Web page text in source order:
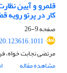
قلمرو و آیین
کار در پرتو رویه
صفحه9-26
مرتضی نجابت خواه،
مشاهده مقاله